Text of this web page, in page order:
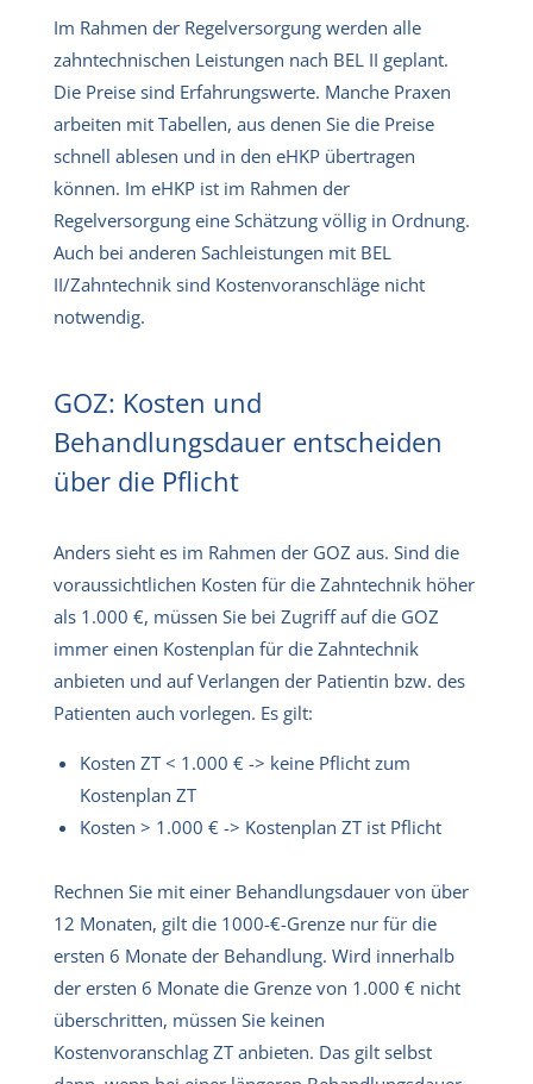
Im Rahmen der Regelversorgung werden alle
zahntechnischen Leistungen nach BEL II geplant.
Die Preise sind Erfahrungswerte. Manche Praxen
arbeiten mit Tabellen, aus denen Sie die Preise
schnell ablesen und in den eHKP übertragen
können. Im eHKP ist im Rahmen der
Regelversorgung eine Schätzung völlig in Ordnung.
Auch bei anderen Sachleistungen mit BEL
II/Zahntechnik sind Kostenvoranschläge nicht
notwendig.
GOZ: Kosten und
Behandlungsdauer entscheiden
über die Pflicht
Anders sieht es im Rahmen der GOZ aus. Sind die
voraussichtlichen Kosten für die Zahntechnik höher
als 1.000 €, müssen Sie bei Zugriff auf die GOZ
immer einen Kostenplan für die Zahntechnik
anbieten und auf Verlangen der Patientin bzw. des
Patienten auch vorlegen. Es gilt:
Kosten ZT < 1.000 € -> keine Pflicht zum
Kostenplan ZT
Kosten > 1.000 € -> Kostenplan ZT ist Pflicht
Rechnen Sie mit einer Behandlungsdauer von über
12 Monaten, gilt die 1000-€-Grenze nur für die
ersten 6 Monate der Behandlung. Wird innerhalb
der ersten 6 Monate die Grenze von 1.000 € nicht
überschritten, müssen Sie keinen
Kostenvoranschlag ZT anbieten. Das gilt selbst